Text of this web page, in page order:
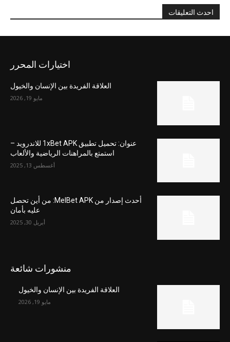
احدث التعليقات
اختيارات المحرر
العلاقة الفريدة بين الإنسان والخيول
مايو 19, 2026
عنوان: تحميل تطبيق 1xBet APK للاندرويد –
استمتع بالمراهنات الرياضية والألعاب
أغسطس 13, 2025
أحدث إصدار من MelBet APK: من أين تحصل
عليه بأمان
أبريل 30, 2025
منشورات شائعة
العلاقة الفريدة بين الإنسان والخيول
مايو 19, 2026